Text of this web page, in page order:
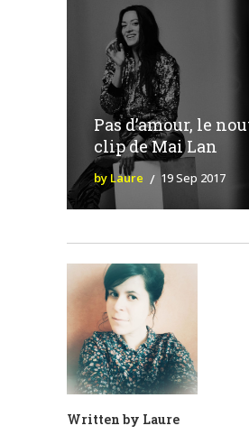
Pas d’amour, le
clip de Mai Lan
by Laure 19 Sep 2017
Written by Laure